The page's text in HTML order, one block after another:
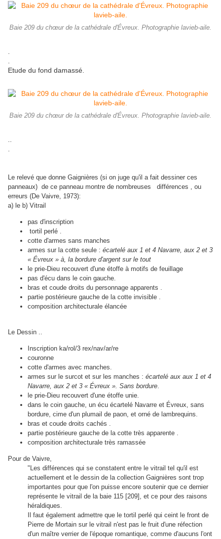
Baie 209 du chœur de la cathédrale d'Évreux. Photographie lavieb-aile.
Etude du fond damassé.
Baie 209 du chœur de la cathédrale d'Évreux. Photographie lavieb-aile.
Le relevé que donne Gaignières (si on juge qu'il a fait dessiner ces
panneaux) de ce panneau montre de nombreuses différences , ou
erreurs (De Vaivre, 1973):
a) le b) Vitrail
pas d'inscription
tortil perlé .
cotte d'armes sans manches
armes sur la cotte seule : écartelé aux 1 et 4 Navarre, aux 2 et 3
« Évreux » à, la bordure d'argent sur le tout
le prie-Dieu recouvert d'une étoffe à motifs de feuillage
pas d'écu dans le coin gauche.
bras et coude droits du personnage apparents .
partie postérieure gauche de la cotte invisible .
composition architecturale élancée
Le Dessin ..
Inscription ka/rol/3 rex/nav/ar/re
couronne
cotte d'armes avec manches.
armes sur le surcot et sur les manches : écartelé aux aux 1 et 4
Navarre, aux 2 et 3 « Évreux ». Sans bordure.
le prie-Dieu recouvert d'une étoffe unie.
dans le coin gauche, un écu écartelé Navarre et Évreux, sans
bordure, cime d'un plumail de paon, et orné de lambrequins.
bras et coude droits cachés .
partie postérieure gauche de la cotte très apparente .
composition architecturale très ramassée
Pour de Vaivre,
"Les différences qui se constatent entre le vitrail tel qu'il est
actuellement et le dessin de la collection Gaignières sont trop
importantes pour que l'on puisse encore soutenir que ce dernier
représente le vitrail de la baie 115 [209], et ce pour des raisons
héraldiques.
Il faut également admettre que le tortil perlé qui ceint le front de
Pierre de Mortain sur le vitrail n'est pas le fruit d'une réfection
d'un maître verrier de l'époque romantique, comme d'aucuns l'ont